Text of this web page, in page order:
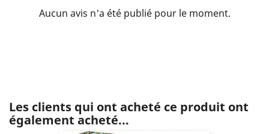
Aucun avis n'a été publié pour le moment.
Les clients qui ont acheté ce produit ont
également acheté...